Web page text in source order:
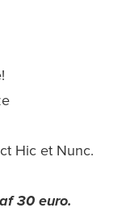
Hic et Nunc.
30 euro.